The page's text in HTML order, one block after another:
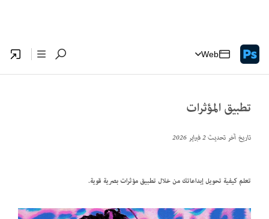
Web
تطبيق المؤثرات
تاريخ آخر تحديث2 فبراير 2026
تعلم كيفية تحويل إبداعاتك من خلال تطبيق مؤثرات بصرية قوية.